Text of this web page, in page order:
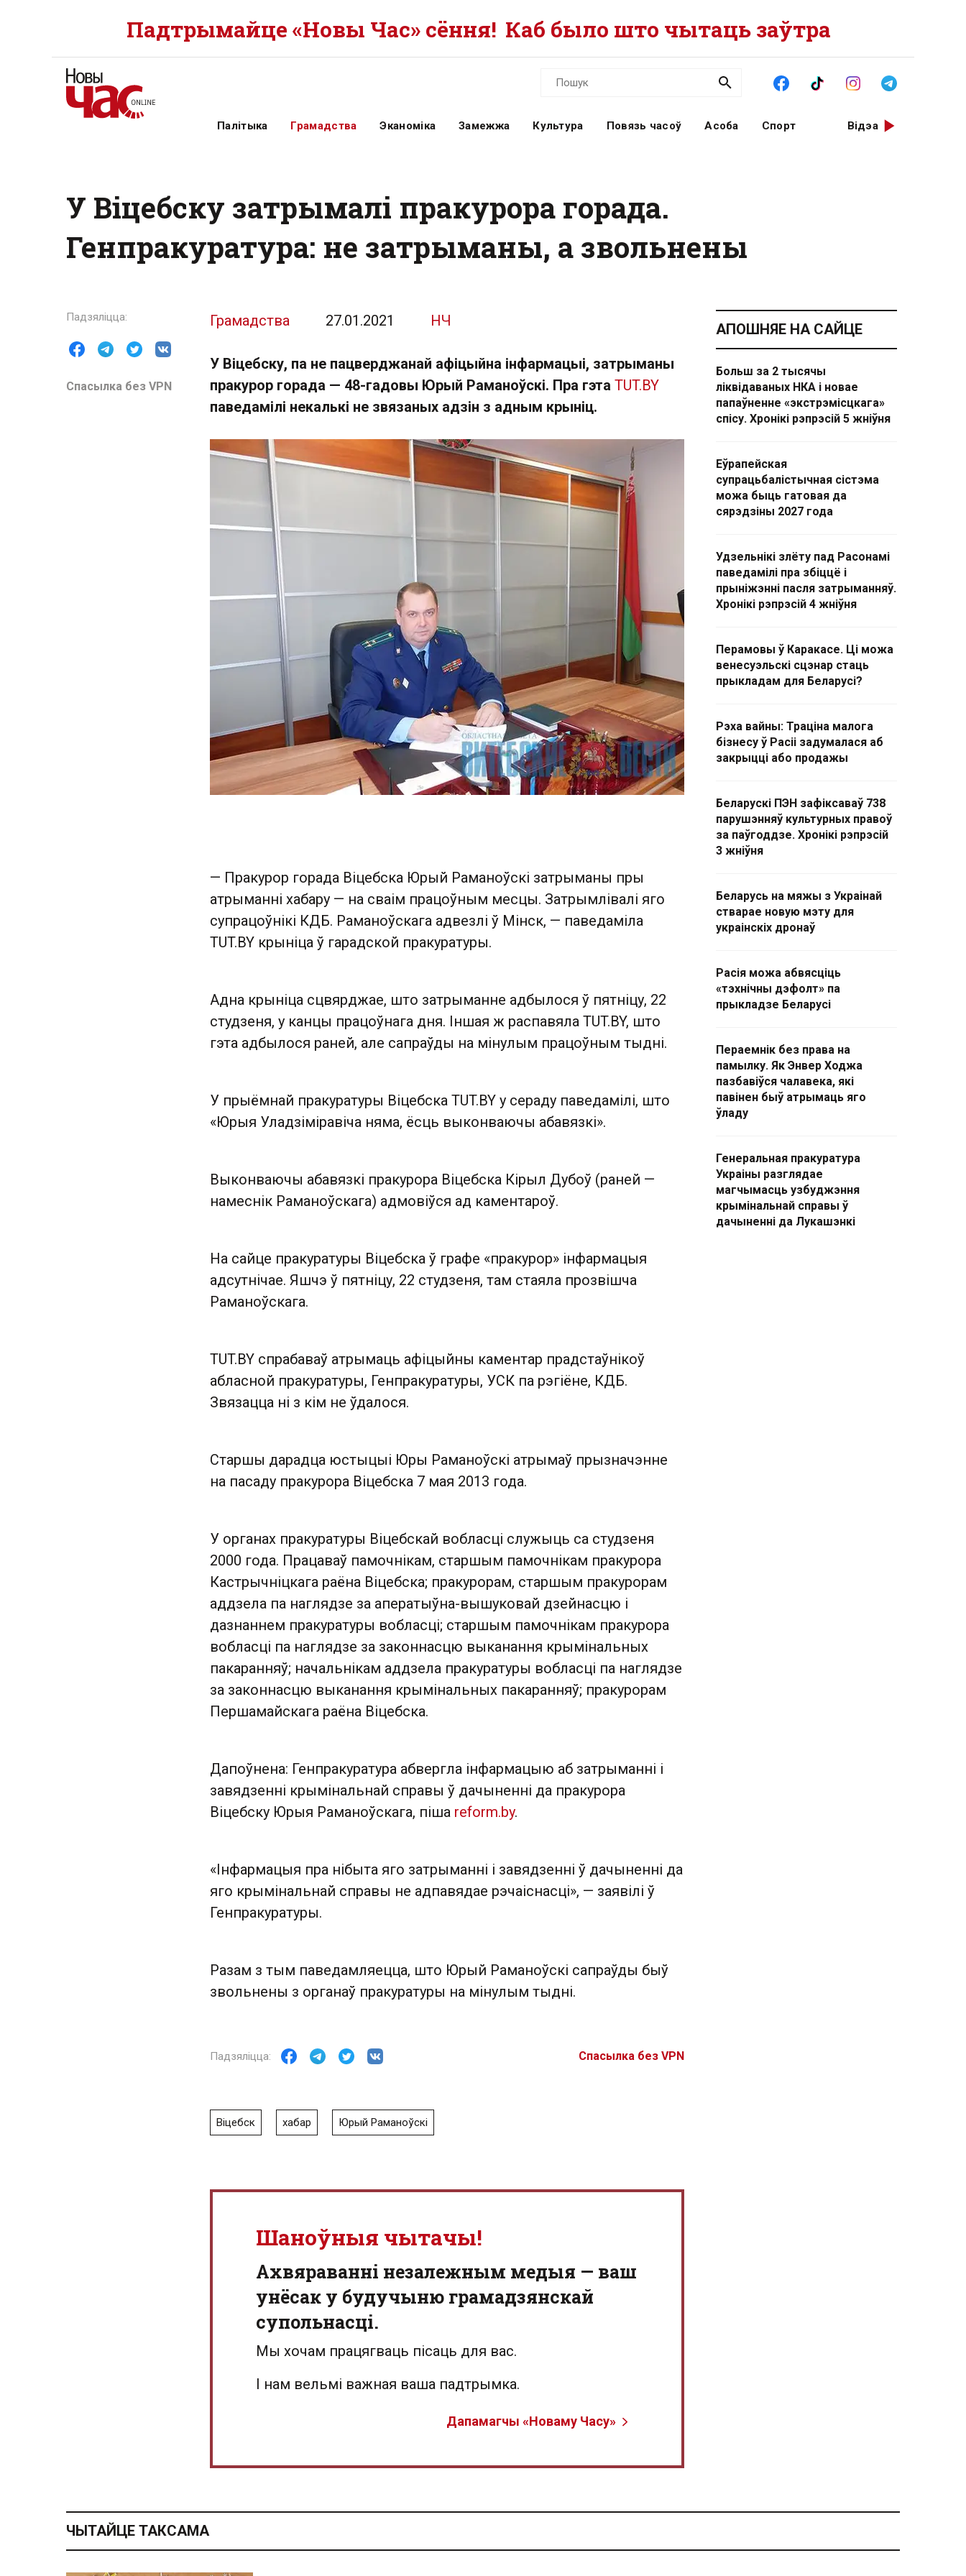
Падтрымайце «Новы Час» сёння! Каб было што чытаць заўтра
Палітыка Грамадства Эканоміка Замежжа Культура Повязь часоў Асоба Спорт Відэа
У Віцебску затрымалі пракурора горада.
Генпракуратура: не затрыманы, а звольнены
Спасылка без VPN
Грамадства 27.01.2021 НЧ
У Віцебску, па не пацверджанай афіцыйна інфармацыі, затрыманы
пракурор горада — 48-гадовы Юрый Раманоўскі. Пра гэта TUT.BY
паведамілі некалькі не звязаных адзін з адным крыніц.
— Пракурор горада Віцебска Юрый Раманоўскі затрыманы пры
атрыманні хабару — на сваім працоўным месцы. Затрымлівалі яго
супрацоўнікі КДБ. Раманоўскага адвезлі ў Мінск, — паведаміла
TUT.BY крыніца ў гарадской пракуратуры.
Адна крыніца сцвярджае, што затрыманне адбылося ў пятніцу, 22
студзеня, у канцы працоўнага дня. Іншая ж распавяла TUT.BY, што
гэта адбылося раней, але сапраўды на мінулым працоўным тыдні.
У прыёмнай пракуратуры Віцебска TUT.BY у сераду паведамілі, што
«Юрыя Уладзіміравіча няма, ёсць выконваючы абавязкі».
Выконваючы абавязкі пракурора Віцебска Кірыл Дубоў (раней —
намеснік Раманоўскага) адмовіўся ад каментароў.
На сайце пракуратуры Віцебска ў графе «пракурор» інфармацыя
адсутнічае. Яшчэ ў пятніцу, 22 студзеня, там стаяла прозвішча
Раманоўскага.
TUT.BY спрабаваў атрымаць афіцыйны каментар прадстаўнікоў
абласной пракуратуры, Генпракуратуры, УСК па рэгіёне, КДБ.
Звязацца ні з кім не ўдалося.
Старшы дарадца юстыцыі Юры Раманоўскі атрымаў прызначэнне
на пасаду пракурора Віцебска 7 мая 2013 года.
У органах пракуратуры Віцебскай вобласці служыць са студзеня
2000 года. Працаваў памочнікам, старшым памочнікам пракурора
Кастрычніцкага раёна Віцебска; пракурорам, старшым пракурорам
аддзела па наглядзе за аператыўна-вышуковай дзейнасцю і
дазнаннем пракуратуры вобласці; старшым памочнікам пракурора
вобласці па наглядзе за законнасцю выканання крымінальных
пакаранняў; начальнікам аддзела пракуратуры вобласці па наглядзе
за законнасцю выканання крымінальных пакаранняў; пракурорам
Першамайскага раёна Віцебска.
Дапоўнена: Генпракуратура абвергла інфармацыю аб затрыманні і
завядзенні крымінальнай справы ў дачыненні да пракурора
Віцебску Юрыя Раманоўскага, піша reform.by.
«Інфармацыя пра нібыта яго затрыманні і завядзенні ў дачыненні да
яго крымінальнай справы не адпавядае рэчаіснасці», — заявілі ў
Генпракуратуры.
Разам з тым паведамляецца, што Юрый Раманоўскі сапраўды быў
звольнены з органаў пракуратуры на мінулым тыдні.
Спасылка без VPN
Віцебск хабар Юрый Раманоўскі
Шаноўныя чытачы!
Aхвяраванні незалежным медыя — ваш
унёсак у будучыню грамадзянскай
супольнасці.
Мы хочам працягваць пісаць для вас.
І нам вельмі важная ваша падтрымка.
Дапамагчы «Новаму Часу»
АПОШНЯЕ НА САЙЦЕ
Больш за 2 тысячы
ліквідаваных НКА і новае
папаўненне «экстрэмісцкага»
спісу. Хронікі рэпрэсій 5 жніўня
Еўрапейская
супрацьбалістычная сістэма
можа быць гатовая да
сярэдзіны 2027 года
Удзельнікі злёту пад Расонамі
паведамілі пра збіццё і
прыніжэнні пасля затрыманняў.
Хронікі рэпрэсій 4 жніўня
Перамовы ў Каракасе. Ці можа
венесуэльскі сцэнар стаць
прыкладам для Беларусі?
Рэха вайны: Траціна малога
бізнесу ў Расіі задумалася аб
закрыцці або продажы
Беларускі ПЭН зафіксаваў 738
парушэнняў культурных правоў
за паўгоддзе. Хронікі рэпрэсій
3 жніўня
Беларусь на мяжы з Украінай
стварае новую мэту для
украінскіх дронаў
Расія можа абвясціць
«тэхнічны дэфолт» па
прыкладзе Беларусі
Пераемнік без права на
памылку. Як Энвер Ходжа
пазбавіўся чалавека, які
павінен быў атрымаць яго
ўладу
Генеральная пракуратура
Украіны разглядае
магчымасць узбуджэння
крымінальнай справы ў
дачыненні да Лукашэнкі
ЧЫТАЙЦЕ ТАКСАМА